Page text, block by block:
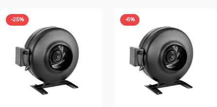
-25% -6%